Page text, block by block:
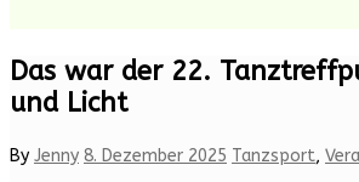
Das war der 22.
und Licht
By Jenny 8. Dezember 2025 Tanzsport,